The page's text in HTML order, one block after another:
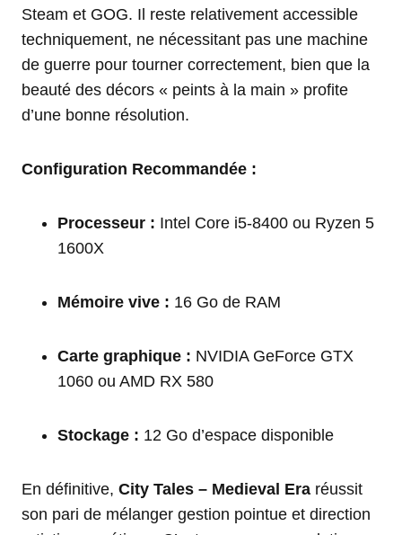
Steam et GOG. Il reste relativement accessible
techniquement, ne nécessitant pas une machine
de guerre pour tourner correctement, bien que la
beauté des décors « peints à la main » profite
d’une bonne résolution.
Configuration Recommandée :
Processeur : Intel Core i5-8400 ou Ryzen 5
1600X
Mémoire vive : 16 Go de RAM
Carte graphique : NVIDIA GeForce GTX
1060 ou AMD RX 580
Stockage : 12 Go d’espace disponible
En définitive, City Tales – Medieval Era réussit
son pari de mélanger gestion pointue et direction